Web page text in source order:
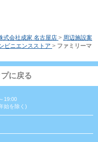
式会社成家 名古屋店 > 周辺施設案
ビニエンスストア > ファミリーマ
に戻る
19:00
始を除く)